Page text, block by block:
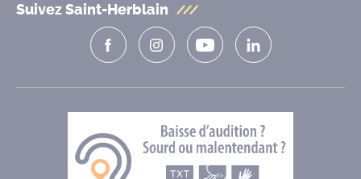
Suivez Saint-Herblain